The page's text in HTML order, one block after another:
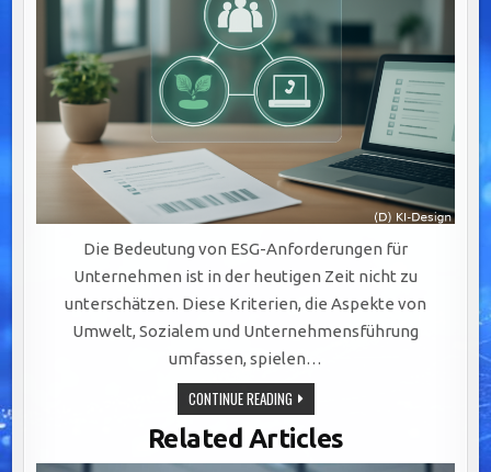
Die Bedeutung von ESG-Anforderungen für
Unternehmen ist in der heutigen Zeit nicht zu
unterschätzen. Diese Kriterien, die Aspekte von
Umwelt, Sozialem und Unternehmensführung
umfassen, spielen…
CONTINUE READINGCMS
FÜR
ESG-
ANFORDERUNGEN
–
Related Articles